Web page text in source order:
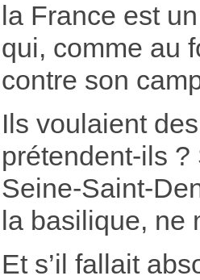
la France est
qui, comme au
contre son
Ils voulaient
prétendent-ils ?
Seine-Saint-
la basilique, ne
Et s’il fallait